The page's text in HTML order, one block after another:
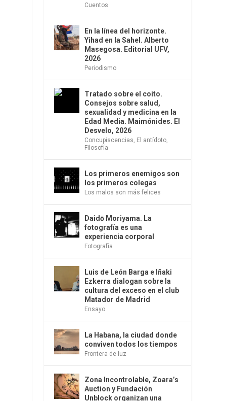
Cuentos
En la línea del horizonte.
Yihad en la Sahel. Alberto
Masegosa. Editorial UFV,
2026
Periodismo
Tratado sobre el coito.
Consejos sobre salud,
sexualidad y medicina en la
Edad Media. Maimónides. El
Desvelo, 2026
Concupiscencias El antídoto
Filosofía
Los primeros enemigos son
los primeros colegas
Los malos son más felices
Daidō Moriyama. La
fotografía es una
experiencia corporal
Fotografía
Luis de León Barga e Iñaki
Ezkerra dialogan sobre la
cultura del exceso en el club
Matador de Madrid
Ensayo
La Habana, la ciudad donde
conviven todos los tiempos
Frontera de luz
Zona Incontrolable, Zoara’s
Auction y Fundación
Unblock organizan una